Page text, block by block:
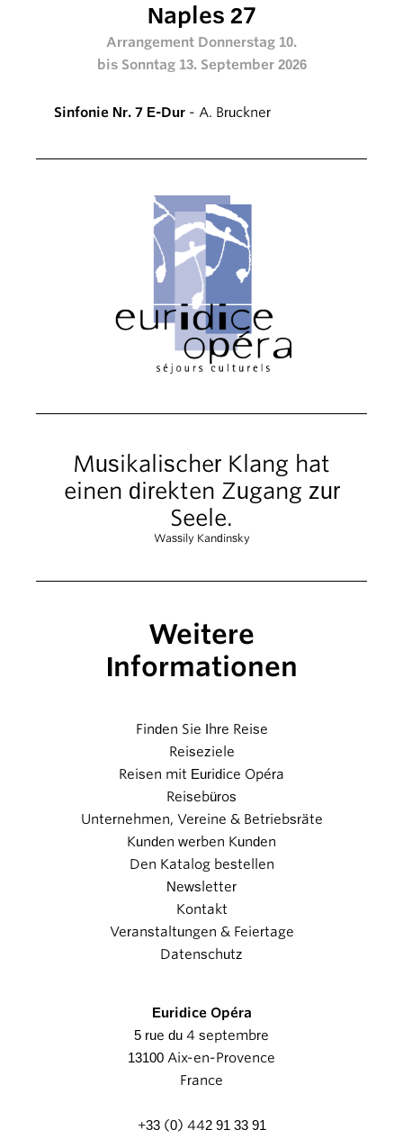
Naples 27
Arrangement Donnerstag 10.
bis Sonntag 13. September 2026
Sinfonie Nr. 7 E-Dur - A. Bruckner
Musikalischer Klang hat
einen direkten Zugang zur
Seele.
Wassily Kandinsky
Weitere
Informationen
Finden Sie Ihre Reise
Reiseziele
Reisen mit Euridice Opéra
Reisebüros
Unternehmen, Vereine & Betriebsräte
Kunden werben Kunden
Den Katalog bestellen
Newsletter
Kontakt
Veranstaltungen & Feiertage
Datenschutz
Euridice Opéra
5 rue du 4 septembre
13100 Aix-en-Provence
France
+33 (0) 442 91 33 91